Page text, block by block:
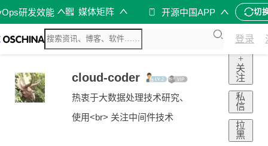
研发效能 媒体矩阵 开源中国APP 切
登录
cloud-coder
热衷于大数据处理技术研究、
使用<br> 关注中间件技术
+
关
注
私
信
拉
黑